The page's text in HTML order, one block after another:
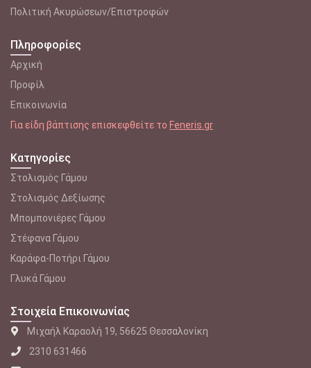
Πολιτική Ακυρώσεων/Επιστροφών
Πληροφορίες
Αρχική
Προφίλ
Επικοινωνία
Για είδη βάπτισης επισκεφθείτε το Feneris.gr
Κατηγορίες
Στολισμός Γάμου
Στολισμός Δεξίωσης
Μπομπονιέρες Γάμου
Στέφανα Γάμου
Καράφα-Ποτήρι Γάμου
Γλυκά Γάμου
Στοιχεία Επικοινωνίας
Μιχαήλ Καραολή 19, 56625 Θεσσαλονίκη
2310 631466